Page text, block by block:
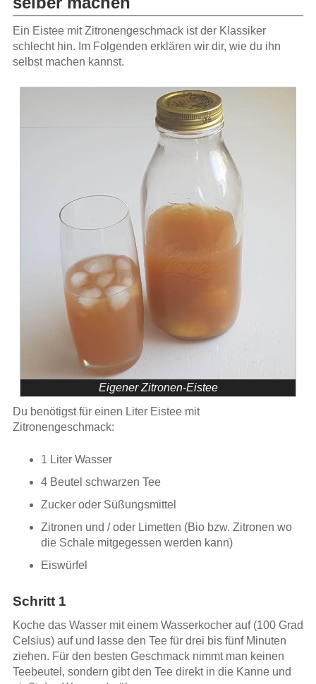
Ein Eistee mit Zitronengeschmack ist der Klassiker
schlecht hin. Im Folgenden erklären wir dir, wie du ihn
selbst machen kannst.
Eigener Zitronen-Eistee
Du benötigst für einen Liter Eistee mit
Zitronengeschmack:
1 Liter Wasser
4 Beutel schwarzen Tee
Zucker oder Süßungsmittel
Zitronen und / oder Limetten (Bio bzw. Zitronen wo
die Schale mitgegessen werden kann)
Eiswürfel
Schritt 1
Koche das Wasser mit einem Wasserkocher auf (100 Grad
Celsius) auf und lasse den Tee für drei bis fünf Minuten
ziehen. Für den besten Geschmack nimmt man keinen
Teebeutel, sondern gibt den Tee direkt in die Kanne und